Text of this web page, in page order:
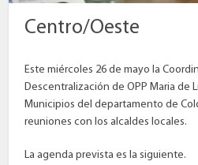
Centro/Oeste
Este miércoles 26 de mayo la
Descentralización de OPP Maria de
Municipios del departamento de
reuniones con los alcaldes locales.
La agenda prevista es la siguiente.